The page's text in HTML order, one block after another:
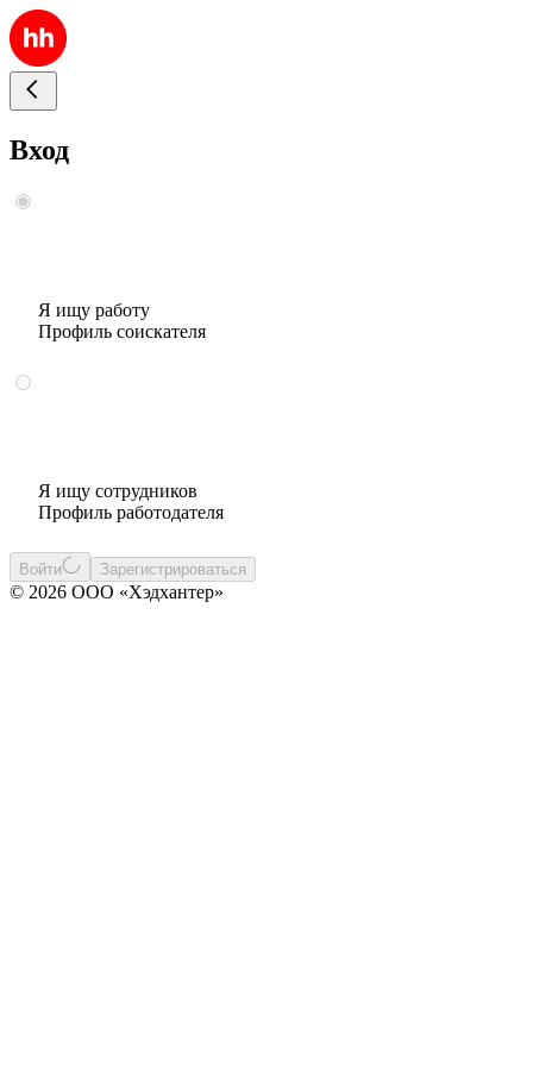
Вход
Я ищу работу
Профиль соискателя
Я ищу сотрудников
Профиль работодателя
Войти Зарегистрироваться
© 2026 ООО «Хэдхантер»